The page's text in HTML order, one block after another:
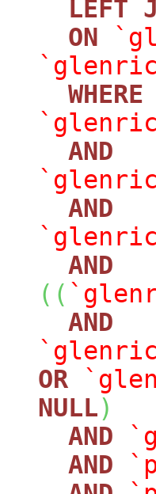
LEFT
ON
WHERE
AND
AND
AND
( (
AND
OR
NULL)
AND
AND